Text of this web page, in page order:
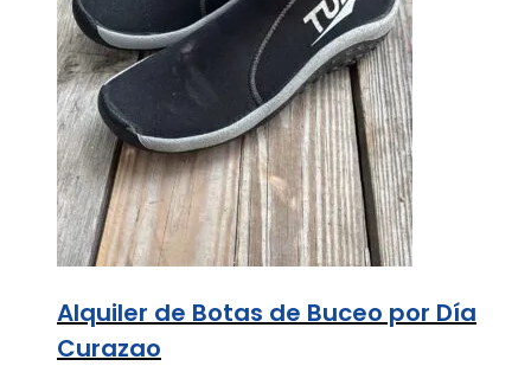
Alquiler de Botas de Buceo por Día
Curazao